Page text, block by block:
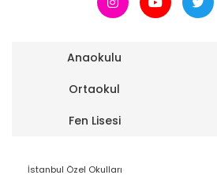
Anaokulu
Ortaokul
Fen Lisesi
İstanbul Özel Okulları